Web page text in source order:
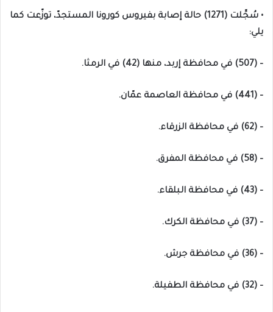
• سُجِّلت (1271) حالة إصابة بفيروس كورونا المستجدّ، توزّعت كما
يلي:
– (507) في محافظة إربد، منها (42) في الرمثا.
– (441) في محافظة العاصمة عمّان.
– (62) في محافظة الزرقاء.
– (58) في محافظة المفرق.
– (43) في محافظة البلقاء.
– (37) في محافظة الكرك.
– (36) في محافظة جرش.
– (32) في محافظة الطفيلة.